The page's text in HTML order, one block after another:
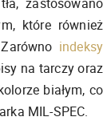
które również
indeksy
na tarczy oraz
białym, co
MIL-SPEC.